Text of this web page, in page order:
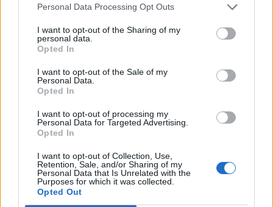
Personal Data Processing Opt Outs
I want to opt-out of the Sharing of my
personal data.
Opted In
I want to opt-out of the Sale of my
Personal Data.
Opted In
I want to opt-out of processing my
Personal Data for Targeted Advertising.
Opted In
I want to opt-out of Collection, Use,
Retention, Sale, and/or Sharing of my
Personal Data that Is Unrelated with the
Purposes for which it was collected.
Opted Out
Esim for Global|Esim for Europe|Esim for Caribbean
Esim for USA